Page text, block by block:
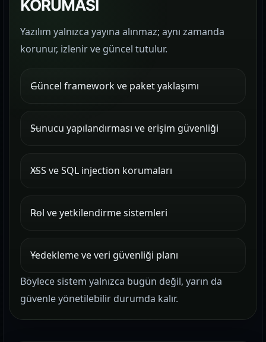
KORUMASI
Yazılım yalnızca yayına alınmaz; aynı zamanda
korunur, izlenir ve güncel tutulur.
Güncel framework ve paket yaklaşımı
Sunucu yapılandırması ve erişim güvenliği
XSS ve SQL injection korumaları
Rol ve yetkilendirme sistemleri
Yedekleme ve veri güvenliği planı
Böylece sistem yalnızca bugün değil, yarın da
güvenle yönetilebilir durumda kalır.